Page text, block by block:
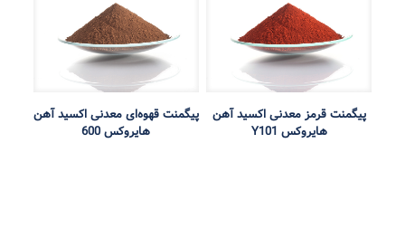
پیگمنت قرمز معدنی اکسید آهن
هایروکس Y101
پیگمنت قهوه‌ای معدنی اکسید آهن
هایروکس 600